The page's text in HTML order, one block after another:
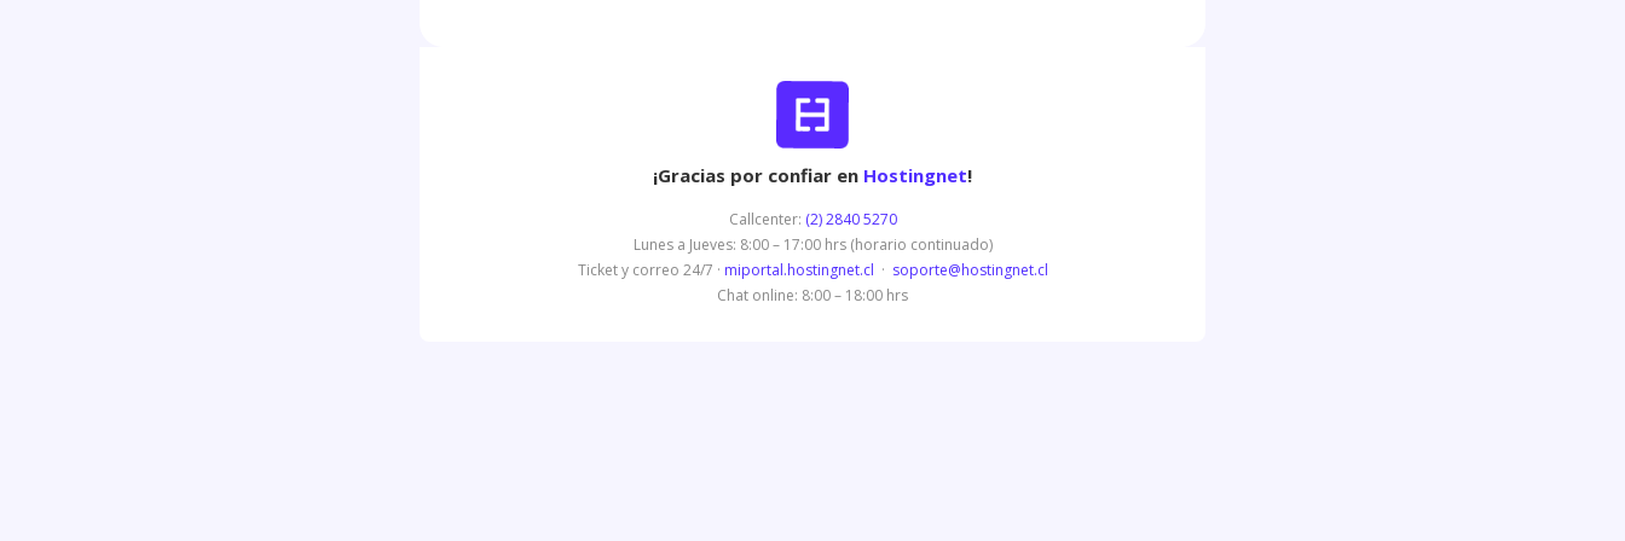
¡Gracias por confiar en Hostingnet!
Callcenter: (2) 2840 5270
Lunes a Jueves: 8:00 – 17:00 hrs (horario continuado)
Ticket y correo 24/7 · miportal.hostingnet.cl · soporte@hostingnet.cl
Chat online: 8:00 – 18:00 hrs